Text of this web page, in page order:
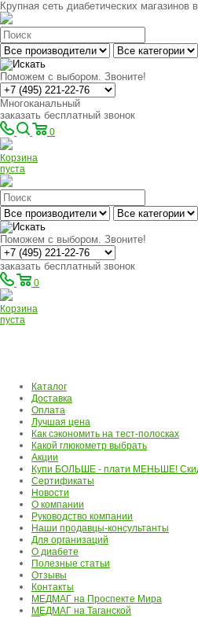
Крупная сеть диабетических магазинов
Поможем с выбором. Звоните!
Многоканальный
заказать бесплатный звонок
0
Корзина
пуста
Поможем с выбором. Звоните!
заказать бесплатный звонок
0
Корзина
пуста
Каталог
Доставка
Оплата
Лучшая цена
Как сэкономить на тест-полосках
Какой глюкометр выбрать
Акции
Купи БОЛЬШЕ - плати МЕНЬШЕ!
Сертификаты
Новости
О компании
Руководство компании
Наши продавцы-консультанты
Для организаций
О диабете
Полезные статьи
Отзывы
Контакты
МЕДМАГ на Проспекте Мира
МЕДМАГ на Таганской